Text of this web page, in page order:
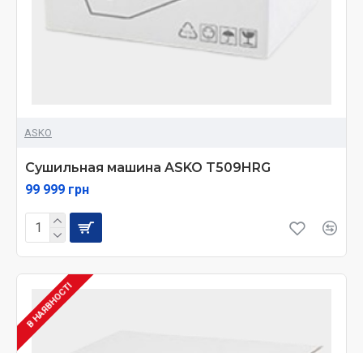
ASKO
Сушильная машина ASKO T509HRG
99 999 грн
В НАЯВНОСТІ